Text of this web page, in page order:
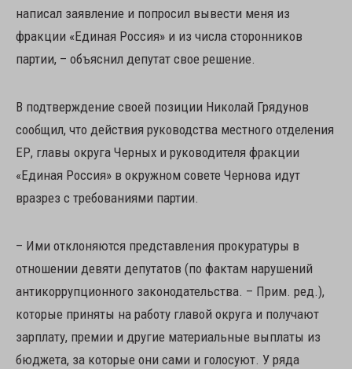
написал заявление и попросил вывести меня из
фракции «Единая Россия» и из числа сторонников
партии, – объяснил депутат свое решение.
В подтверждение своей позиции Николай Грядунов
сообщил, что действия руководства местного отделения
ЕР, главы округа Черных и руководителя фракции
«Единая Россия» в окружном совете Чернова идут
вразрез с требованиями партии.
– Ими отклоняются представления прокуратуры в
отношении девяти депутатов (по фактам нарушений
антикоррупционного законодательства. – Прим. ред.),
которые приняты на работу главой округа и получают
зарплату, премии и другие материальные выплаты из
бюджета, за которые они сами и голосуют. У ряда